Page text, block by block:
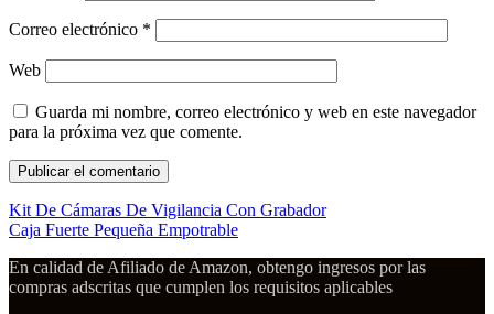
Correo electrónico *
Web
Guarda mi nombre, correo electrónico y web en este navegador
para la próxima vez que comente.
Kit De Cámaras De Vigilancia Con Grabador
Caja Fuerte Pequeña Empotrable
En calidad de Afiliado de Amazon, obtengo ingresos por las
compras adscritas que cumplen los requisitos aplicables